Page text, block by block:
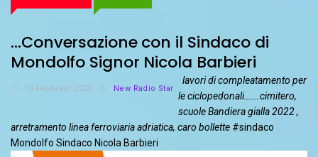
…Conversazione con il Sindaco di
Mondolfo Signor Nicola Barbieri
10 Febbraio 2022 New Radio Star
lavori di compleatamento per
le ciclopedonali…….cimitero,
scuoleBandiera gialla 2022,
arretramento linea ferroviaria adriatica, caro bollette #sindaco
Mondolfo Sindaco Nicola Barbieri